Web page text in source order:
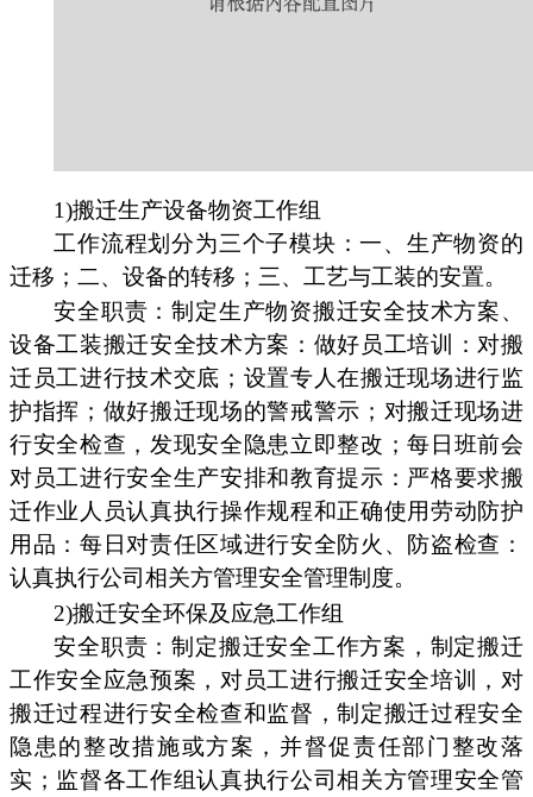
1)搬迁生产设备物资工作组
工作流程划分为三个子模块：一、生产物资的
迁移；二、设备的转移；三、工艺与工装的安置。
安全职责：制定生产物资搬迁安全技术方案、
设备工装搬迁安全技术方案：做好员工培训：对搬
迁员工进行技术交底；设置专人在搬迁现场进行监
护指挥；做好搬迁现场的警戒警示；对搬迁现场进
行安全检查，发现安全隐患立即整改；每日班前会
对员工进行安全生产安排和教育提示：严格要求搬
迁作业人员认真执行操作规程和正确使用劳动防护
用品：每日对责任区域进行安全防火、防盗检查：
认真执行公司相关方管理安全管理制度。
2)搬迁安全环保及应急工作组
安全职责：制定搬迁安全工作方案，制定搬迁
工作安全应急预案，对员工进行搬迁安全培训，对
搬迁过程进行安全检查和监督，制定搬迁过程安全
隐患的整改措施或方案，并督促责任部门整改落
实；监督各工作组认真执行公司相关方管理安全管